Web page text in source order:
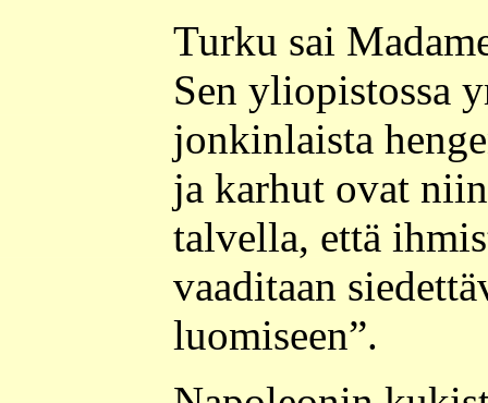
Turku sai
Sen yliopistossa
jonkinlaista
ja karhut ovat
talvella, että
vaaditaan
luomiseen”.